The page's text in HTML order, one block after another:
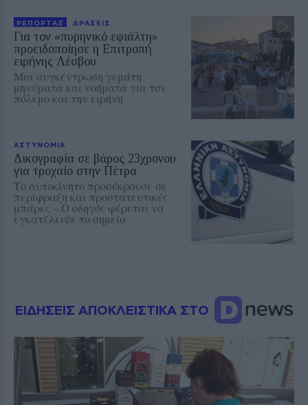
ΡΕΠΟΡΤΑΖ ΔΡΑΣΕΙΣ
Για τον «πυρηνικό εφιάλτη»
προειδοποίησε η Επιτροπή
ειρήνης Λέσβου
Μια συγκέντρωση γεμάτη
μηνύματα και νοήματα για τον
πόλεμο και την ειρήνη
ΑΣΤΥΝΟΜΙΑ
Δικογραφία σε βάρος 23χρονου
για τροχαίο στην Πέτρα
Το αυτοκίνητο προσέκρουσε σε
περίφραξη και προστατευτικές
μπάρες – Ο οδηγός φέρεται να
εγκατέλειψε το σημείο
ΕΙΔΗΣΕΙΣ ΑΠΟΚΛΕΙΣΤΙΚΑ ΣΤΟ